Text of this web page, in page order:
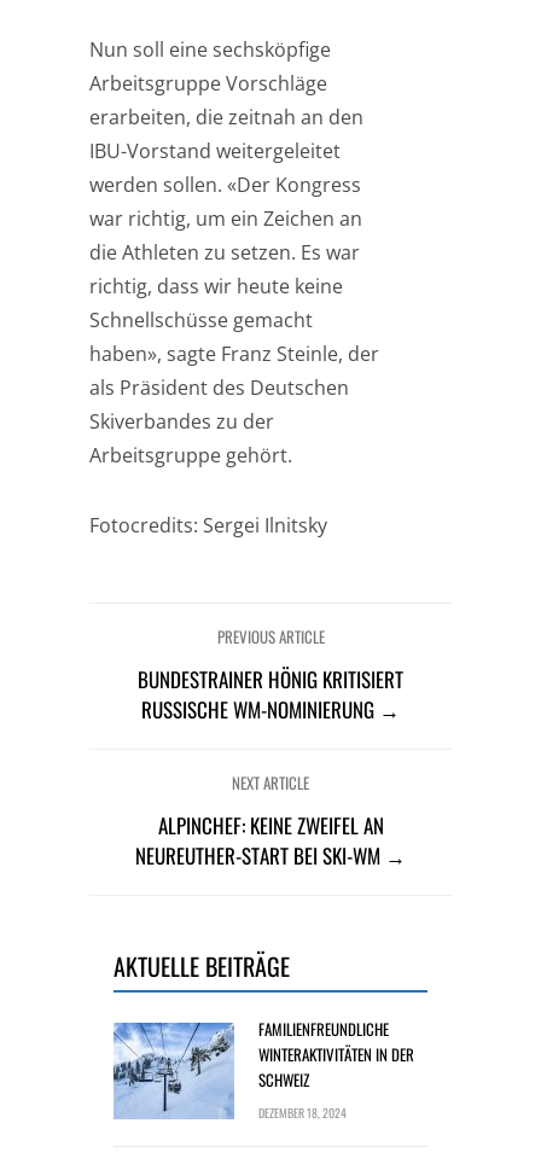
Nun soll eine sechsköpfige
Arbeitsgruppe Vorschläge
erarbeiten, die zeitnah an den
IBU-Vorstand weitergeleitet
werden sollen. «Der Kongress
war richtig, um ein Zeichen an
die Athleten zu setzen. Es war
richtig, dass wir heute keine
Schnellschüsse gemacht
haben», sagte Franz Steinle, der
als Präsident des Deutschen
Skiverbandes zu der
Arbeitsgruppe gehört.
Fotocredits: Sergei Ilnitsky
PREVIOUS ARTICLE
BUNDESTRAINER HÖNIG KRITISIERT
RUSSISCHE WM-NOMINIERUNG →
NEXT ARTICLE
ALPINCHEF: KEINE ZWEIFEL AN
NEUREUTHER-START BEI SKI-WM →
AKTUELLE BEITRÄGE
FAMILIENFREUNDLICHE
WINTERAKTIVITÄTEN IN DER
SCHWEIZ
DEZEMBER 18, 2024